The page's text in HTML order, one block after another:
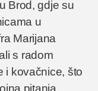
Brod, gdje su
u
Marijana
s radom
i kovačnice, što
pitanja.